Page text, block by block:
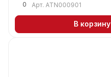
0 Арт. ATN000901
В корзину